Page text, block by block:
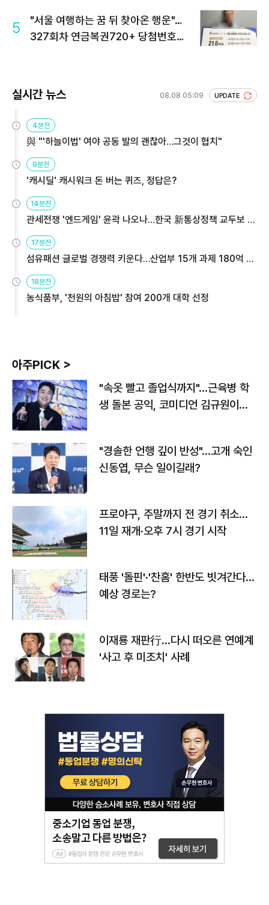
5
"서울 여행하는 꿈 뒤 찾아온 행운"…
327회차 연금복권720+ 당첨번호조
실시간 뉴스 08.08 05:09 UPDATE
4분전
與 "'하늘이법' 여야 공동 발의 괜찮아…그것이 협치"
9분전
'캐시딜' 캐시워크 돈 버는 퀴즈, 정답은?
14분전
관세전쟁 '엔드게임' 윤곽 나오나…한국 新통상정책 교두보 활
용해야
17분전
섬유패션 글로벌 경쟁력 키운다…산업부 15개 과제 180억 지
원
18분전
농식품부, '천원의 아침밥' 참여 200개 대학 선정
아주PICK >
"속옷 빨고 졸업식까지"…근육병 학
생 돌본 공익, 코미디언 김규원이었
"경솔한 언행 깊이 반성"…고개 숙인
신동엽, 무슨 일이길래?
프로야구, 주말까지 전 경기 취소…
11일 재개·오후 7시 경기 시작
태풍 '돌핀'·'찬홈' 한반도 빗겨간다…
예상 경로는?
이재룡 재판行…다시 떠오른 연예계
'사고 후 미조치' 사례